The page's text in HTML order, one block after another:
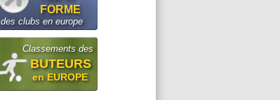
FORME
des clubs en europe
Classements des
BUTEURS
en EUROPE